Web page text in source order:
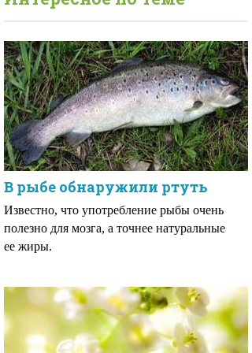
В рыбе обнаружили ртуть
Известно, что употребление рыбы очень
полезно для мозга, а точнее натуральные
ее жиры.